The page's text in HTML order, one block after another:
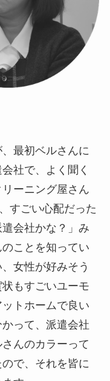
最初ベルさんに
社で、よく聞く
ーニング屋さん
すごい心配だった
会社かな？」み
ことを知ってい
女性が好みそう
もすごいユーモ
トホームで良い
って、派遣会社
んのカラーって
で、それを皆に